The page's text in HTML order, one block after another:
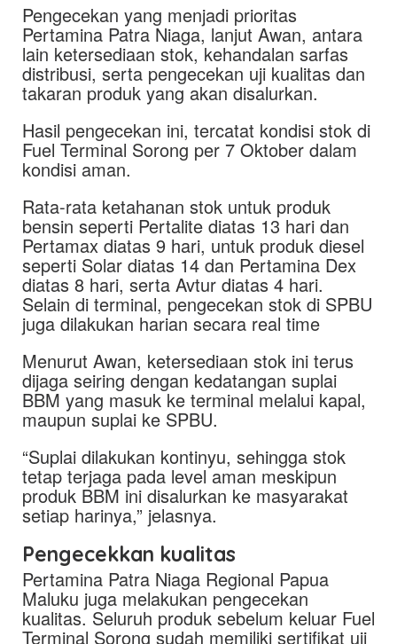
Pengecekan yang menjadi prioritas
Pertamina Patra Niaga, lanjut Awan, antara
lain ketersediaan stok, kehandalan sarfas
distribusi, serta pengecekan uji kualitas dan
takaran produk yang akan disalurkan.
Hasil pengecekan ini, tercatat kondisi stok di
Fuel Terminal Sorong per 7 Oktober dalam
kondisi aman.
Rata-rata ketahanan stok untuk produk
bensin seperti Pertalite diatas 13 hari dan
Pertamax diatas 9 hari, untuk produk diesel
seperti Solar diatas 14 dan Pertamina Dex
diatas 8 hari, serta Avtur diatas 4 hari.
Selain di terminal, pengecekan stok di SPBU
juga dilakukan harian secara real time
Menurut Awan, ketersediaan stok ini terus
dijaga seiring dengan kedatangan suplai
BBM yang masuk ke terminal melalui kapal,
maupun suplai ke SPBU.
“Suplai dilakukan kontinyu, sehingga stok
tetap terjaga pada level aman meskipun
produk BBM ini disalurkan ke masyarakat
setiap harinya,” jelasnya.
Pengecekkan kualitas
Pertamina Patra Niaga Regional Papua
Maluku juga melakukan pengecekan
kualitas. Seluruh produk sebelum keluar Fuel
Terminal Sorong sudah memiliki sertifikat uji